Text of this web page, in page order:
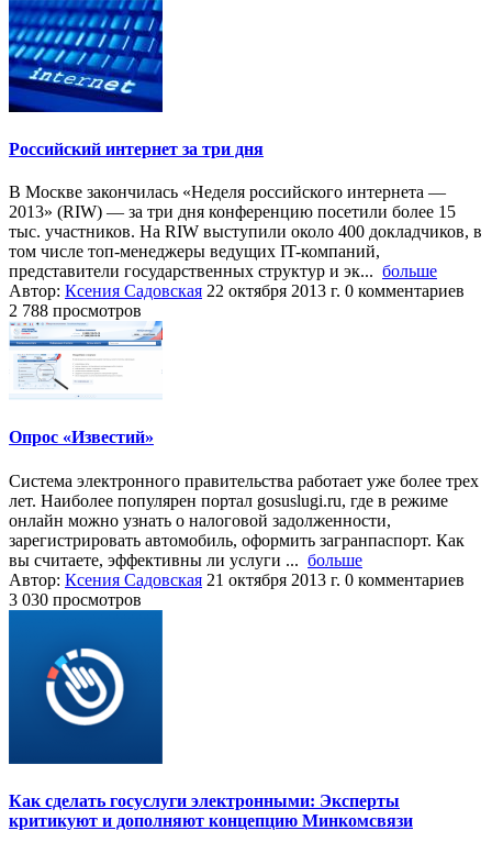
Российский интернет за три дня
В Москве закончилась «Неделя российского интернета —
2013» (RIW) — за три дня конференцию посетили более 15
тыс. участников. На RIW выступили около 400 докладчиков, в
том числе топ-менеджеры ведущих IT-компаний,
представители государственных структур и эк... больше
Автор: Ксения Садовская 22 октября 2013 г. 0 комментариев
2 788 просмотров
Опрос «Известий»
Система электронного правительства работает уже более трех
лет. Наиболее популярен портал gosuslugi.ru, где в режиме
онлайн можно узнать о налоговой задолженности,
зарегистрировать автомобиль, оформить загранпаспорт. Как
вы считаете, эффективны ли услуги ... больше
Автор: Ксения Садовская 21 октября 2013 г. 0 комментариев
3 030 просмотров
Как сделать госуслуги электронными: Эксперты
критикуют и дополняют концепцию Минкомсвязи